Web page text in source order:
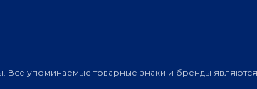
Все упоминаемые товарные знаки и бренды являются